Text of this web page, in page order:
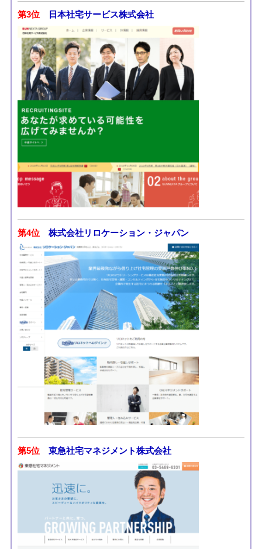
第3位 日本社宅サービス株式会社
第4位 株式会社リロケーション・ジャパン
第5位 東急社宅マネジメント株式会社